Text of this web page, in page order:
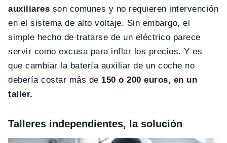
auxiliares son comunes y no requieren intervención
en el sistema de alto voltaje. Sin embargo, el
simple hecho de tratarse de un eléctrico parece
servir como excusa para inflar los precios. Y es
que cambiar la batería auxiliar de un coche no
debería costar más de 150 o 200 euros, en un
taller.
Talleres independientes, la solución